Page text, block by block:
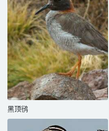
黑顶鸻